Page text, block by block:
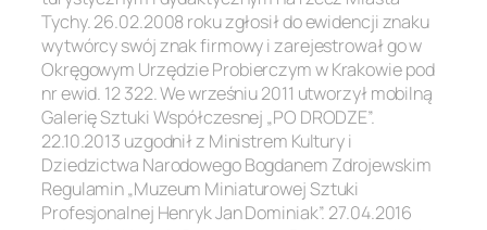
Tychy. 26.02.2008 roku zgłosił do ewidencji znaku
wytwórcy swój znak firmowy i zarejestrował go w
Okręgowym Urzędzie Probierczym w Krakowie pod
nr ewid. 12 322. We wrześniu 2011 utworzył mobilną
Galerię Sztuki Współczesnej „PO DRODZE”.
22.10.2013 uzgodnił z Ministrem Kultury i
Dziedzictwa Narodowego Bogdanem Zdrojewskim
Regulamin „Muzeum Miniaturowej Sztuki
Profesjonalnej Henryk Jan Dominiak”. 27.04.2016